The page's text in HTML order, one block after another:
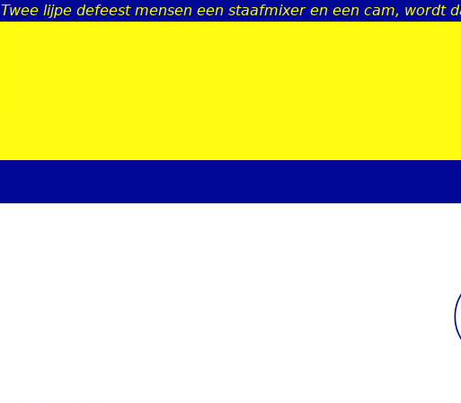
Jump to navigation
Twee lijpe defeest mensen een staafmixer en een cam,